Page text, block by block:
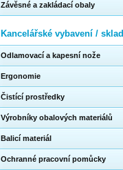
Závěsné a zakládací obaly
Kancelářské vybavení / sklad
Odlamovací a kapesní nože
Ergonomie
Čistící prostředky
Výrobníky obalových materiálů
Balicí materiál
Ochranné pracovní pomůcky